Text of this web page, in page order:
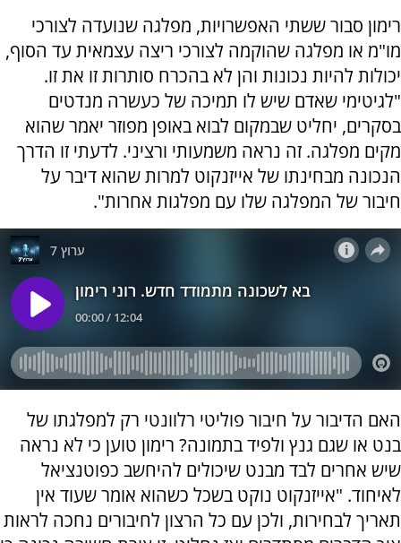
רימון סבור ששתי האפשרויות, מפלגה שנועדה לצורכי
מו"מ או מפלגה שהוקמה לצורכי ריצה עצמאית עד הסוף,
יכולות להיות נכונות והן לא בהכרח סותרות זו את זו.
"לגיטימי שאדם שיש לו תמיכה של כעשרה מנדטים
בסקרים, יחליט שבמקום לבוא באופן מפוזר יאמר שהוא
מקים מפלגה. זה נראה משמעותי ורציני. לדעתי זו הדרך
הנכונה מבחינתו של אייזנקוט למרות שהוא דיבר על
חיבור של המפלגה שלו עם מפלגות אחרות".
האם הדיבור על חיבור פוליטי רלוונטי רק למפלגתו של
בנט או שגם גנץ ולפיד בתמונה? רימון טוען כי לא נראה
שיש אחרים לבד מבנט שיכולים להיחשב כפוטנציאל
לאיחוד. "אייזנקוט נוקט בשכל כשהוא אומר שעוד אין
תאריך לבחירות, ולכן עם כל הרצון לחיבורים נחכה לראות